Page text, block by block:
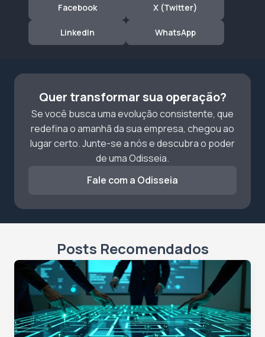
Facebook X (Twitter)
LinkedIn WhatsApp
Quer transformar sua operação?
Se você busca uma evolução consistente, que
redefina o amanhã da sua empresa, chegou ao
lugar certo. Junte-se a nós e descubra o poder
de uma Odisseia.
Fale com a Odisseia
Posts Recomendados